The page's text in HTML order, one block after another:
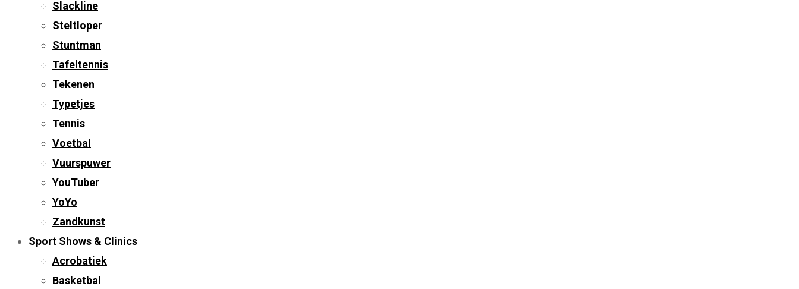
Slackline
Steltloper
Stuntman
Tafeltennis
Tekenen
Typetjes
Tennis
Voetbal
Vuurspuwer
YouTuber
YoYo
Zandkunst
Sport Shows & Clinics
Acrobatiek
Basketbal